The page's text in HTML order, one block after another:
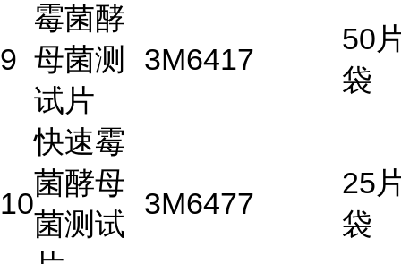
9
霉菌酵
母菌测
试片
3M6417
50
袋
10
快速霉
菌酵母
菌测试
3M6477
25
袋